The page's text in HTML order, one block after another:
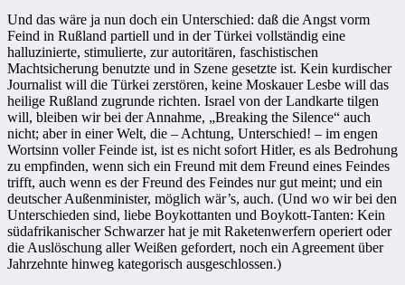
Und das wäre ja nun doch ein Unterschied: daß die Angst vorm
Feind in Rußland partiell und in der Türkei vollständig eine
halluzinierte, stimulierte, zur autoritären, faschistischen
Machtsicherung benutzte und in Szene gesetzte ist. Kein kurdischer
Journalist will die Türkei zerstören, keine Moskauer Lesbe will das
heilige Rußland zugrunde richten. Israel von der Landkarte tilgen
will, bleiben wir bei der Annahme, „Breaking the Silence“ auch
nicht; aber in einer Welt, die – Achtung, Unterschied! – im engen
Wortsinn voller Feinde ist, ist es nicht sofort Hitler, es als Bedrohung
zu empfinden, wenn sich ein Freund mit dem Freund eines Feindes
trifft, auch wenn es der Freund des Feindes nur gut meint; und ein
deutscher Außenminister, möglich wär’s, auch. (Und wo wir bei den
Unterschieden sind, liebe Boykottanten und Boykott-Tanten: Kein
südafrikanischer Schwarzer hat je mit Raketenwerfern operiert oder
die Auslöschung aller Weißen gefordert, noch ein Agreement über
Jahrzehnte hinweg kategorisch ausgeschlossen.)